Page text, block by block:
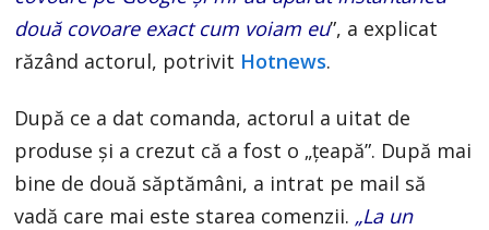
două covoare exact cum voiam eu”, a explicat
răzând actorul, potrivit Hotnews.
După ce a dat comanda, actorul a uitat de
produse și a crezut că a fost o „țeapă”. După mai
bine de două săptămâni, a intrat pe mail să
vadă care mai este starea comenzii. „La un